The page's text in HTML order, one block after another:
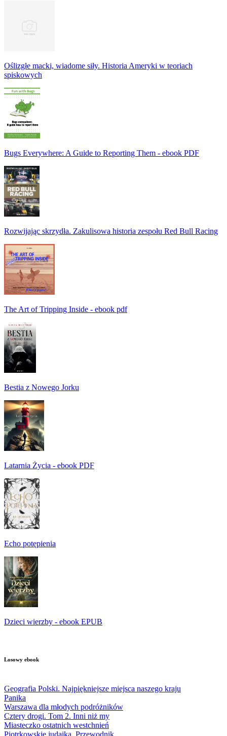
Oślizgłe macki, wiadome siły. Historia Ameryki w teoriach
spiskowych
Bugs Everywhere: A Guide to Reporting Them - ebook PDF
Rozwijając skrzydła. Zakulisowa historia zespołu Red Bull Racing
The Art of Tripping Inside - ebook pdf
Bestia z Nowego Jorku
Latarnia Życia - ebook PDF
Echo potępienia
Dzieci wierzby - ebook EPUB
Losowy ebook
Geografia Polski. Najpiękniejsze miejsca naszego kraju
Panika
Warszawa dla młodych podróżników
Cztery drogi. Tom 2. Inni niż my
Miasteczko ostatnich westchnień